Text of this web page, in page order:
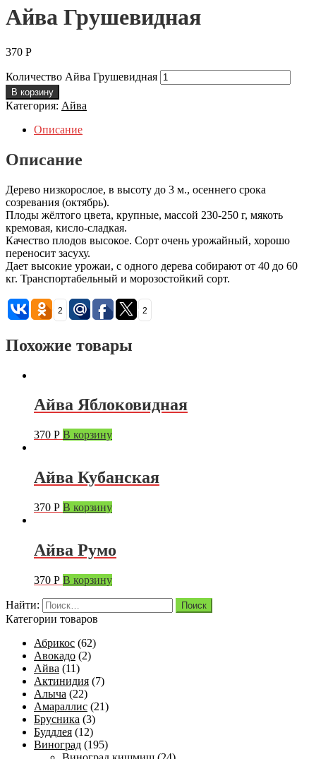
Айва Грушевидная
370 Р
Количество Айва Грушевидная
В корзину
Категория: Айва
Описание
Описание
Дерево низкорослое, в высоту до 3 м., осеннего срока
созревания (октябрь).
Плоды жёлтого цвета, крупные, массой 230-250 г, мякоть
кремовая, кисло-сладкая.
Качество плодов высокое. Сорт очень урожайный, хорошо
переносит засуху.
Дает высокие урожаи, с одного дерева собирают от 40 до 60
кг. Транспортабельный и морозостойкий сорт.
2 2
Похожие товары
Айва Яблоковидная
370 Р В корзину
Айва Кубанская
370 Р В корзину
Айва Румо
370 Р В корзину
Найти:
Категории товаров
Абрикос (62)
Авокадо (2)
Айва (11)
Актинидия (7)
Алыча (22)
Амараллис (21)
Брусника (3)
Буддлея (12)
Виноград (195)